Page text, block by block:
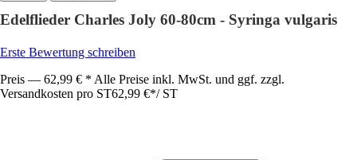
Edelflieder Charles Joly 60-80cm - Syringa vulgaris
Erste Bewertung schreiben
Preis — 62,99 € * Alle Preise inkl. MwSt. und ggf. zzgl.
Versandkosten pro ST62,99 €*/ ST